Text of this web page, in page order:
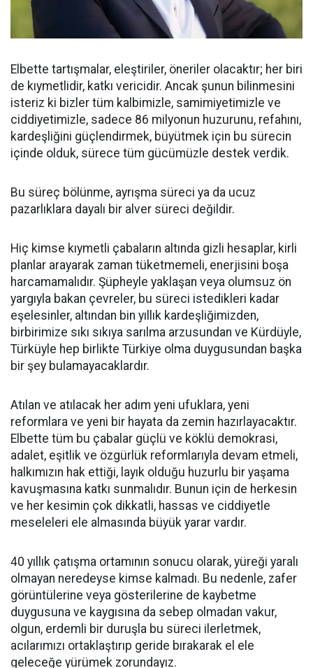
Elbette tartışmalar, eleştiriler, öneriler olacaktır; her biri
de kıymetlidir, katkı vericidir. Ancak şunun bilinmesini
isteriz ki bizler tüm kalbimizle, samimiyetimizle ve
ciddiyetimizle, sadece 86 milyonun huzurunu, refahını,
kardeşliğini güçlendirmek, büyütmek için bu sürecin
içinde olduk, sürece tüm gücümüzle destek verdik.
Bu süreç bölünme, ayrışma süreci ya da ucuz
pazarlıklara dayalı bir alver süreci değildir.
Hiç kimse kıymetli çabaların altında gizli hesaplar, kirli
planlar arayarak zaman tüketmemeli, enerjisini boşa
harcamamalıdır. Şüpheyle yaklaşan veya olumsuz ön
yargıyla bakan çevreler, bu süreci istedikleri kadar
eşelesinler, altından bin yıllık kardeşliğimizden,
birbirimize sıkı sıkıya sarılma arzusundan ve Kürdüyle,
Türküyle hep birlikte Türkiye olma duygusundan başka
bir şey bulamayacaklardır.
Atılan ve atılacak her adım yeni ufuklara, yeni
reformlara ve yeni bir hayata da zemin hazırlayacaktır.
Elbette tüm bu çabalar güçlü ve köklü demokrasi,
adalet, eşitlik ve özgürlük reformlarıyla devam etmeli,
halkımızın hak ettiği, layık olduğu huzurlu bir yaşama
kavuşmasına katkı sunmalıdır. Bunun için de herkesin
ve her kesimin çok dikkatli, hassas ve ciddiyetle
meseleleri ele almasında büyük yarar vardır.
40 yıllık çatışma ortamının sonucu olarak, yüreği yaralı
olmayan neredeyse kimse kalmadı. Bu nedenle, zafer
görüntülerine veya gösterilerine de kaybetme
duygusuna ve kaygısına da sebep olmadan vakur,
olgun, erdemli bir duruşla bu süreci ilerletmek,
acılarımızı ortaklaştırıp geride bırakarak el ele
geleceğe yürümek zorundayız.